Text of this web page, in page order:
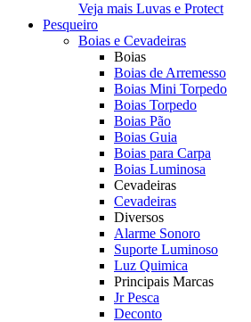
Veja mais Luvas e Protect
Pesqueiro
Boias e Cevadeiras
Boias
Boias de Arremesso
Boias Mini Torpedo
Boias Torpedo
Boias Pão
Boias Guia
Boias para Carpa
Boias Luminosa
Cevadeiras
Cevadeiras
Diversos
Alarme Sonoro
Suporte Luminoso
Luz Quimica
Principais Marcas
Jr Pesca
Deconto